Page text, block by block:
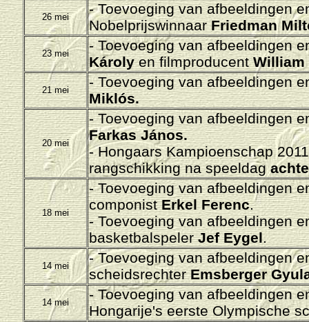
26 mei
-Toevoeging van afbeeldingen
NobelprijswinnaarFriedman
23 mei
-Toevoeging van afbeeldingen
Károlyen filmproducentWilliam
21 mei
-Toevoeging van afbeeldingen
Miklós.
20 mei
-Toevoeging van afbeeldingen
Farkas János.
- Hongaars Kampioenschap
rangschikking na speeldag
18 mei
-Toevoeging van afbeeldingen
componistErkel Ferenc.
-Toevoeging van afbeeldingen
basketbalspelerJef Eygel.
14 mei
-Toevoeging van afbeeldingen
scheidsrechterEmsberger
14 mei
-Toevoeging van afbeeldingen
Hongarije's eerste Olympische